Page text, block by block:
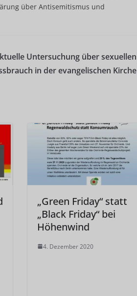
über Antisemitismus und
Untersuchung über sexuellen
in der evangelischen Kirche
„Green Friday“ statt
„Black Friday“ bei
Höhenwind
4. Dezember 2020